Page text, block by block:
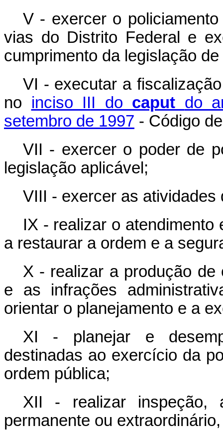
V - exercer o
vias do Distrito Federal e
cumprimento da legislação
VI - executar a
no inciso III do caput do
setembro de 1997 - Código
VII - exercer o poder de
legislação aplicável;
VIII - exercer as
IX - realizar o
a restaurar a ordem e a
X - realizar a produção de
e as infrações
orientar o planejamento e a
XI - planejar e
destinadas ao exercício da
ordem pública;
XII - realizar inspeção,
permanente ou